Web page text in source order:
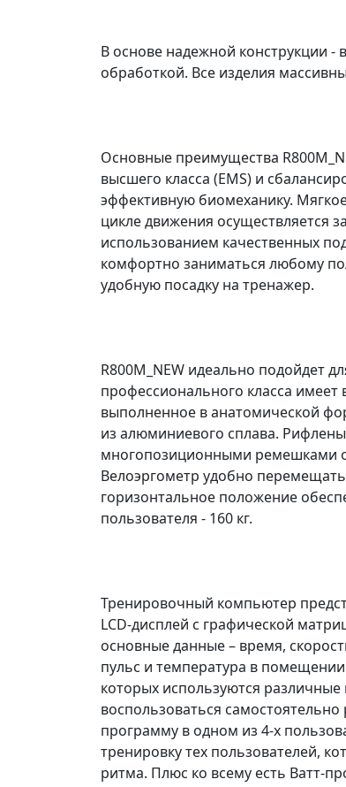
В основе надежной конструкции -
обработкой. Все изделия
Основные преимущества
высшего класса (EMS) и
эффективную биомеханику.
цикле движения осуществляется
использованием качественных
комфортно заниматься любому
удобную посадку на тренажер.
R800M_NEW идеально подойдет
профессионального класса
выполненное в анатомической
из алюминиевого сплава.
многопозиционными ремешками
Велоэргометр удобно
горизонтальное положение
пользователя - 160 кг.
Тренировочный компьютер
LCD-дисплей с графической
основные данные – время,
пульс и температура в
которых используются
воспользоваться
программу в одном из 4-х
тренировку тех пользователей,
ритма. Плюс ко всему есть Ватт-